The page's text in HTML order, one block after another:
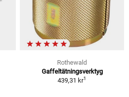
Rothewald
Gaffeltätningsverktyg
439,31 kr1